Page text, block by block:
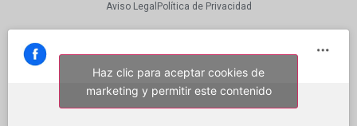
Aviso Legal Política de Privacidad
Haz clic para aceptar cookies de
marketing y permitir este contenido